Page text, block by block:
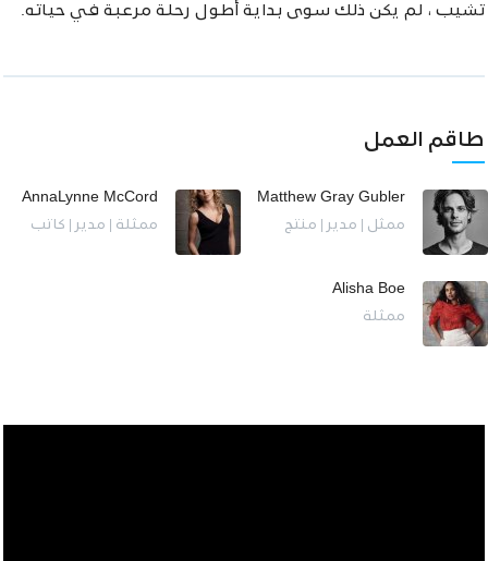
تشيب ، لم يكن ذلك سوى بداية أطول رحلة مرعبة في حياته.
طاقم العمل
Matthew Gray Gubler
ممثل | مدير | منتج
AnnaLynne McCord
ممثلة | مدير | كاتب
Alisha Boe
ممثلة